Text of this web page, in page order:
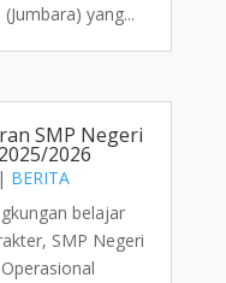
yang...
SMP Negeri
2026
| BERITA
belajar
SMP Negeri